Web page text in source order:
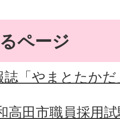
ページ
誌「やまとたかだ
高田市職員採用